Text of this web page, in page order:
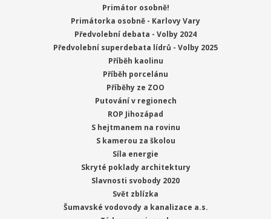
Primátor osobně!
Primátorka osobně - Karlovy Vary
Předvolební debata - Volby 2024
Předvolební superdebata lídrů - Volby 2025
Příběh kaolinu
Příběh porcelánu
Příběhy ze ZOO
Putování v regionech
ROP Jihozápad
S hejtmanem na rovinu
S kamerou za školou
Síla energie
Skryté poklady architektury
Slavnosti svobody 2020
Svět zblízka
Šumavské vodovody a kanalizace a.s.